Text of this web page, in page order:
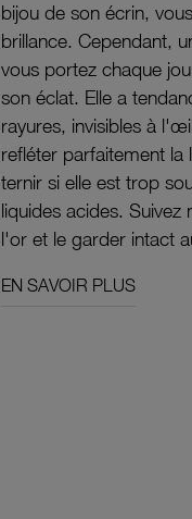
bijou de son écrin,
brillance. Cependant,
vous portez chaque
son éclat. Elle a
rayures, invisibles à
refléter parfaitement la
ternir si elle est trop
liquides acides.
l'or et le garder intact
EN SAVOIR PLUS